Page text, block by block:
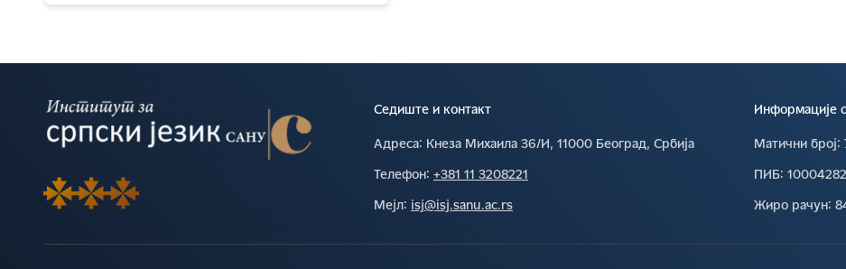
Седиште и контакт
Адреса∶ Кнеза Михаила 36/И, 11000 Београд, Србија
Телефон∶ +381 11 3208221
Мејл∶ isj@isj.sanu.ac.rs
Информације
Матични број∶
ПИБ∶
Жиро рачун∶